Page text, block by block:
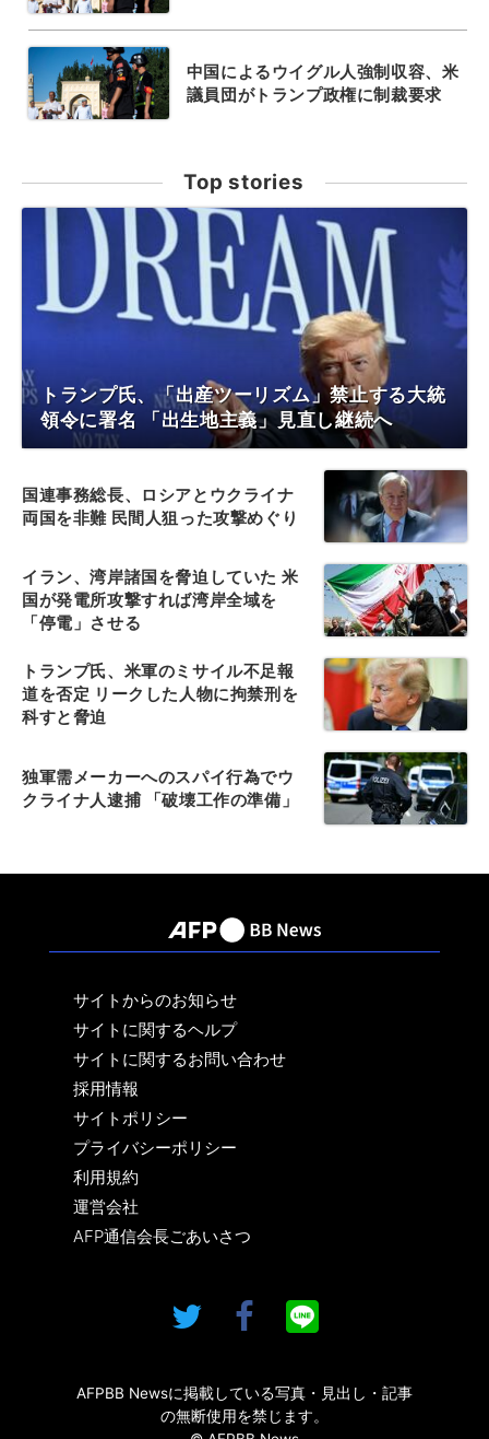
中国によるウイグル人強制収容、米
議員団がトランプ政権に制裁要求
Top stories
トランプ氏、「出産ツーリズム」禁止する大統
領令に署名 「出生地主義」見直し継続へ
国連事務総長、ロシアとウクライナ
両国を非難 民間人狙った攻撃めぐり
イラン、湾岸諸国を脅迫していた 米
国が発電所攻撃すれば湾岸全域を
「停電」させる
トランプ氏、米軍のミサイル不足報
道を否定 リークした人物に拘禁刑を
科すと脅迫
独軍需メーカーへのスパイ行為でウ
クライナ人逮捕 「破壊工作の準備」
サイトからのお知らせ
サイトに関するヘルプ
サイトに関するお問い合わせ
採用情報
サイトポリシー
プライバシーポリシー
利用規約
運営会社
AFP通信会長ごあいさつ
AFPBB Newsに掲載している写真・見出し・記事
の無断使用を禁じます。